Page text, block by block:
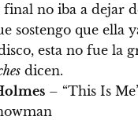
no iba a dejar
sostengo que ella
esta no fue la
dicen.
– “This Is